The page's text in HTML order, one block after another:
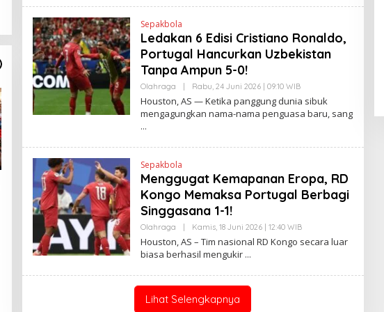
E
D
R
N
E
W
S
I
N
Sepakbola
Ledakan 6 Edisi Cristiano Ronaldo,
Portugal Hancurkan Uzbekistan
Tanpa Ampun 5-0!
Olahraga Rabu, 24 Juni 2026 | 09:10 WIBO
E
H
N
A
N
E
L
I
N
Houston, AS — Ketika panggung dunia sibuk
mengagungkan nama-nama penguasa baru, sang
Sepakbola
Menggugat Kemapanan Eropa, RD
Kongo Memaksa Portugal Berbagi
Singgasana 1-1!
Olahraga Kamis, 18 Juni 2026 | 12:40 WIBO
E
E
Houston, AS – Tim nasional RD Kongo secara luar
biasa berhasil mengukir
Lihat Selengkapnya
Pendaftaran Istana Dibuka,
Warga Berebut Kuota
Di Daerah, Nasional
09:13 WIB